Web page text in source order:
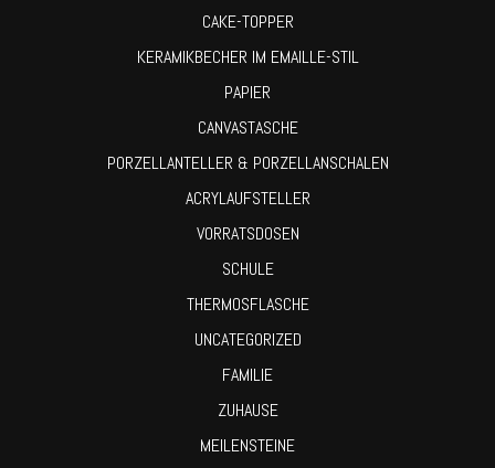
CAKE-TOPPER
KERAMIKBECHER IM EMAILLE-STIL
PAPIER
CANVASTASCHE
PORZELLANTELLER & PORZELLANSCHALEN
ACRYLAUFSTELLER
VORRATSDOSEN
SCHULE
THERMOSFLASCHE
UNCATEGORIZED
FAMILIE
ZUHAUSE
MEILENSTEINE